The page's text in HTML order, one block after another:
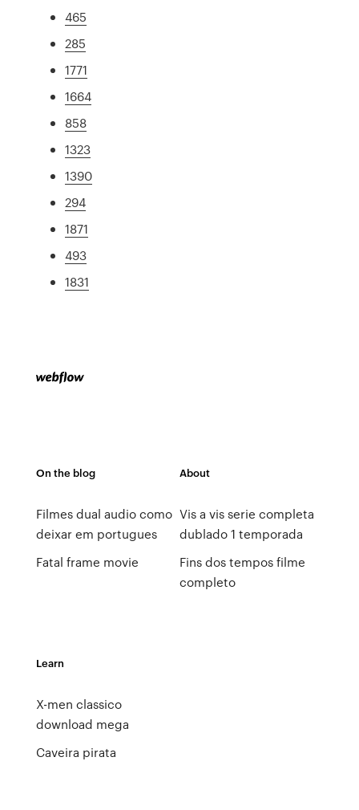
465
285
1771
1664
858
1323
1390
294
1871
493
1831
On the blog
Filmes dual audio como
deixar em portugues
Fatal frame movie
About
Vis a vis serie completa
dublado 1 temporada
Fins dos tempos filme
completo
Learn
X-men classico
download mega
Caveira pirata